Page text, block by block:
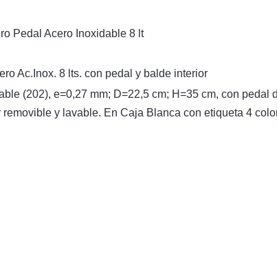
Pedal Acero Inoxidable 8 lt
Ac.Inox. 8 lts. con pedal y balde interior
(202), e=0,27 mm; D=22,5 cm; H=35 cm, con pedal
y lavable. En Caja Blanca con etiqueta 4